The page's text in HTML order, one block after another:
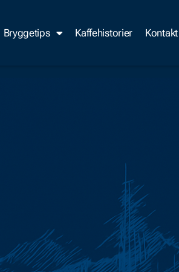
Bryggetips Kaffehistorier